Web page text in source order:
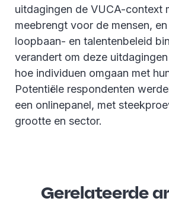
uitdagingen de VUCA-context
meebrengt voor de mensen,
loopbaan- en talentenbeleid
verandert om deze
hoe individuen omgaan met
Potentiële respondenten
een onlinepanel, met
grootte en sector.
Gerelateerde